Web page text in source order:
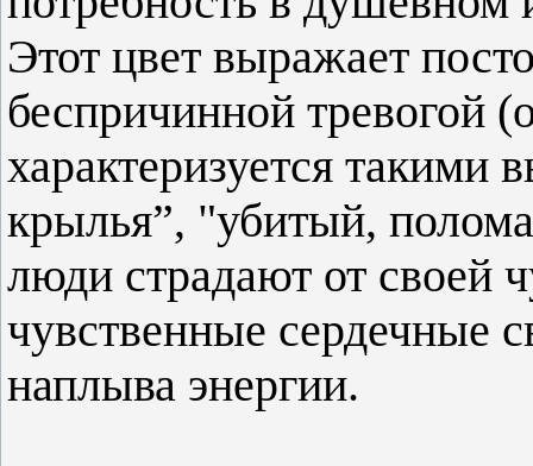
Этот цвет выражает
беспричинной тревогой
характеризуется
крылья”, "убитый,
люди страдают от своей
чувственные сердечные
наплыва энергии.